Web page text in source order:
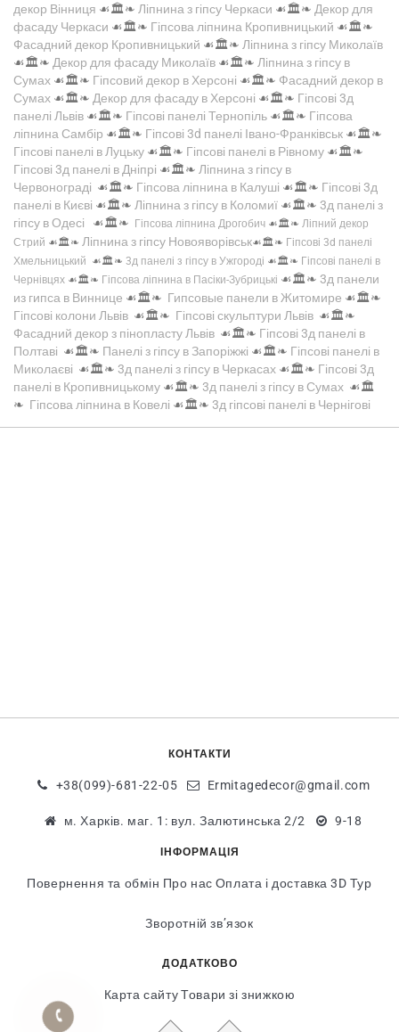
декор Вінниця ☙🏛️❧ Ліпнина з гіпсу Черкаси ☙🏛️❧ Декор для
фасаду Черкаси ☙🏛️❧ Гіпсова ліпнина Кропивницький ☙🏛️❧
Фасадний декор Кропивницький ☙🏛️❧ Ліпнина з гіпсу Миколаїв
☙🏛️❧ Декор для фасаду Миколаїв ☙🏛️❧ Ліпнина з гіпсу в
Сумах ☙🏛️❧ Гіпсовий декор в Херсоні ☙🏛️❧ Фасадний декор в
Сумах ☙🏛️❧ Декор для фасаду в Херсоні ☙🏛️❧ Гіпсові 3д
панелі Львів ☙🏛️❧ Гіпсові панелі Тернопіль ☙🏛️❧ Гіпсова
ліпнина Самбір ☙🏛️❧ Гіпсові 3d панелі Івано-Франківськ ☙🏛️❧
Гіпсові панелі в Луцьку ☙🏛️❧ Гіпсові панелі в Рівному ☙🏛️❧
Гіпсові 3д панелі в Дніпрі ☙🏛️❧ Ліпнина з гіпсу в
Червонограді ☙🏛️❧ Гіпсова ліпнина в Калуші ☙🏛️❧ Гіпсові 3д
панелі в Києві ☙🏛️❧ Ліпнина з гіпсу в Коломиї ☙🏛️❧ 3д панелі з
гіпсу в Одесі ☙🏛️❧ Гіпсова ліпнина Дрогобич ☙🏛️❧ Ліпний декор
Стрий ☙🏛️❧ Ліпнина з гіпсу Новояворівськ☙🏛️❧ Гіпсові 3d панелі
Хмельницький ☙🏛️❧ 3д панелі з гіпсу в Ужгороді ☙🏛️❧ Гіпсові панелі в
Чернівцях ☙🏛️❧ Гіпсова ліпнина в Пасіки-Зубрицькі ☙🏛️❧ 3д панели
из гипса в Виннице ☙🏛️❧ Гипсовые панели в Житомире ☙🏛️❧
Гіпсові колони Львів ☙🏛️❧ Гіпсові скульптури Львів ☙🏛️❧
Фасадний декор з пінопласту Львів ☙🏛️❧ Гіпсові 3д панелі в
Полтаві ☙🏛️❧ Панелі з гіпсу в Запоріжжі ☙🏛️❧ Гіпсові панелі в
Миколаєві ☙🏛️❧ 3д панелі з гіпсу в Черкасах ☙🏛️❧ Гіпсові 3д
панелі в Кропивницькому ☙🏛️❧ 3д панелі з гіпсу в Сумах ☙🏛️
❧ Гіпсова ліпнина в Ковелі ☙🏛️❧ 3д гіпсові панелі в Чернігові
КОНТАКТИ
+38(099)-681-22-05 Ermitagedecor@gmail.com
м. Харків. маг. 1: вул. Залютинська 2/2 9-18
ІНФОРМАЦІЯ
Повернення та обмін Про нас Оплата і доставка 3D Тур
Зворотній зв’язок
ДОДАТКОВО
Карта сайту Товари зі знижкою